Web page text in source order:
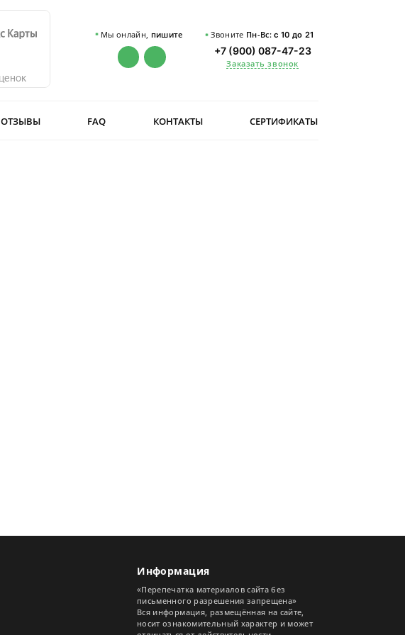
Мы онлайн, пишите Звоните Пн-Вс:с 10 до 21
+7 (900) 087-47-23
Заказать звонок
ОТЗЫВЫ FAQ КОНТАКТЫ СЕРТИФИКАТЫ
Информация
«Перепечатка материалов сайта без
письменного разрешения запрещена»
Вся информация, размещённая на сайте,
носит ознакомительный характер и может